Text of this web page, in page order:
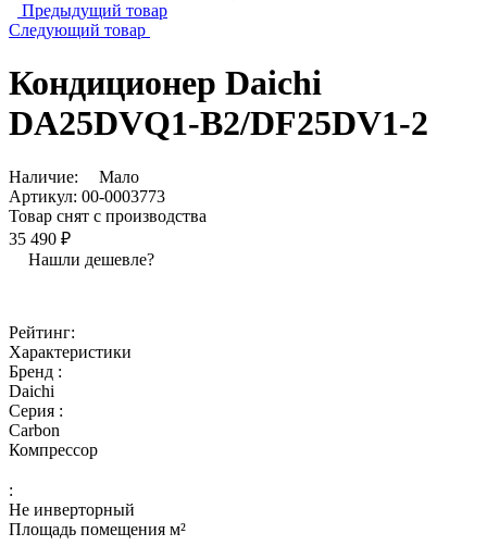
Предыдущий товар
Следующий товар
Кондиционер Daichi
DA25DVQ1-B2/DF25DV1-2
Наличие:
Мало
Артикул: 00-0003773
Товар снят с производства
35 490 ₽
Нашли дешевле?
Рейтинг:
Характеристики
Бренд :
Daichi
Серия :
Carbon
Компрессор
:
Не инверторный
Площадь помещения м²